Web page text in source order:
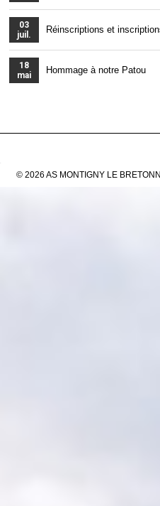
03
juil.
Réinscriptions et
18
mai
Hommage à notre Patou
© 2026 AS MONTIGNY LE